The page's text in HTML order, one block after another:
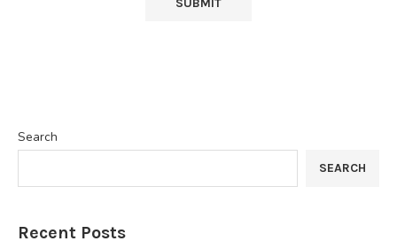
Search
SEARCH
Recent Posts